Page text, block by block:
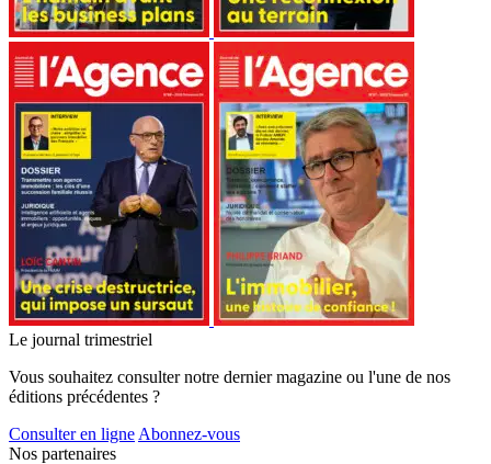
Le journal trimestriel
Vous souhaitez consulter notre dernier magazine ou l'une de nos
éditions précédentes ?
Consulter en ligne Abonnez-vous
Nos partenaires